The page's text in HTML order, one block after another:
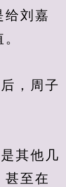
给刘嘉
，周子
其他几
甚至在